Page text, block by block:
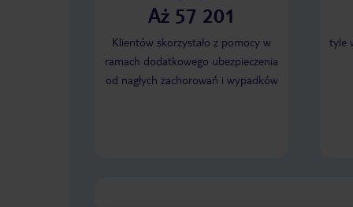
Aż 57 201
Klientów skorzystało z pomocy w
ramach dodatkowego ubezpieczenia
od nagłych zachorowań i wypadków
tyle